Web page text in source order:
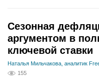
Сезонная
аргументом в
ключевой ставки
Наталья Мильчакова, аналитик
155